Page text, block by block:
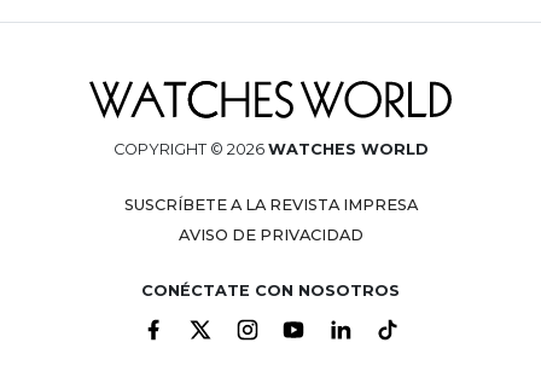
COPYRIGHT © 2026 WATCHES WORLD
SUSCRÍBETE A LA REVISTA IMPRESA
AVISO DE PRIVACIDAD
CONÉCTATE CON NOSOTROS